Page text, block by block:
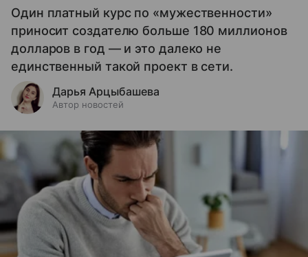
Один платный курс по «мужественности»
приносит создателю больше 180 миллионов
долларов в год — и это далеко не
единственный такой проект в сети.
Дарья Арцыбашева
Автор новостей